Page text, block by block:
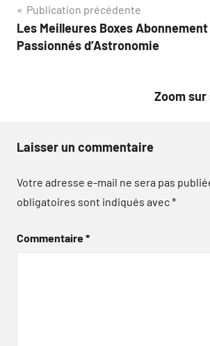
Navigation
de
Publication précédente
Les Meilleures Boxes
Passionnés d’Astronomie
Zoom sur
Laisser un commentaire
Votre adresse e-mail ne sera pas
obligatoires sont indiqués avec*
Commentaire*